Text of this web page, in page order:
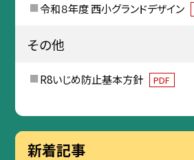
令和８年度 西小グランドデザイン
その他
R8いじめ防止基本方針 PDF
新着記事